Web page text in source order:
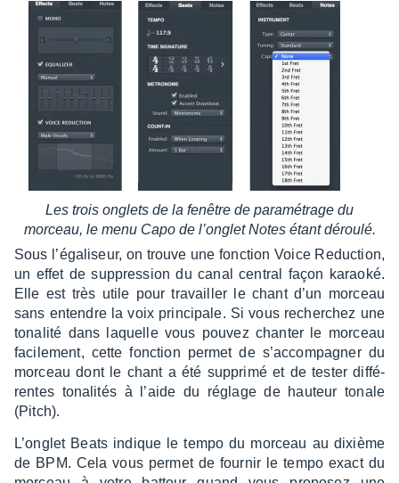
Les trois onglets de la fenêtre de para­mé­trage du
morceau, le menu Capo de l’on­glet Notes étant déroulé.
Sous l’éga­li­seur, on trouve une fonc­tion Voice Reduc­tion,
un effet de suppres­sion du canal central façon karaoké.
Elle est très utile pour travailler le chant d’un morceau
sans entendre la voix prin­ci­pale. Si vous recher­chez une
tona­lité dans laquelle vous pouvez chan­ter le morceau
faci­le­ment, cette fonc­tion permet de s’ac­com­pa­gner du
morceau dont le chant a été supprimé et de tester diffé­
rentes tona­li­tés à l’aide du réglage de hauteur tonale
(Pitch).
L’on­glet Beats indique le tempo du morceau au dixième
de BPM. Cela vous permet de four­nir le tempo exact du